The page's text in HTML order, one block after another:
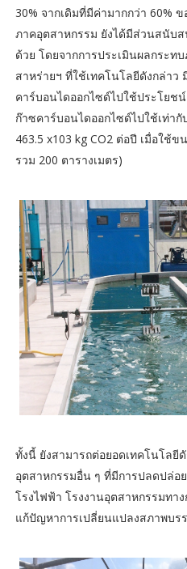
30% จากเดิมที่มีค่ามากกว่า 60%
ภาคอุตสาหกรรม ยังได้มีส่วนสนับ
ด้วย โดยจากการประเมินผลกระท
สาหร่ายฯ ที่ใช้เทคโนโลยีดังกล่า
คาร์บอนไดออกไซด์ไปใช้ประโยช
ก๊าซคาร์บอนไดออกไซด์ไปใช้เท่า
463.5 x103 kg CO2 ต่อปี เมื่อใช้
รวม 200 ตารางเมตร)
ทั้งนี้ ยังสามารถต่อยอดเทคโนโลยี
อุตสาหกรรมอื่น ๆ ที่มีการปลดปล่อ
โรงไฟฟ้า โรงงานอุตสาหกรรมทา
แก้ปัญหาการเปลี่ยนแปลงสภาพบร